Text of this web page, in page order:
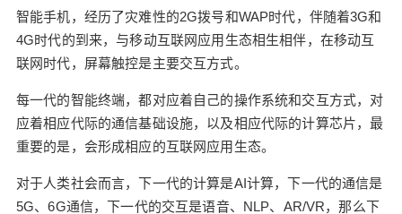
智能手机，经历了灾难性的2G拨号和WAP时代，伴随着3G和
4G时代的到来，与移动互联网应用生态相生相伴，在移动互
联网时代，屏幕触控是主要交互方式。
每一代的智能终端，都对应着自己的操作系统和交互方式，对
应着相应代际的通信基础设施，以及相应代际的计算芯片，最
重要的是，会形成相应的互联网应用生态。
对于人类社会而言，下一代的计算是AI计算，下一代的通信是
5G、6G通信，下一代的交互是语音、NLP、AR/VR，那么下
市值最高的公司，最赚钱的公司和最具影响力的公
司。 在向智能电动车过渡的过程中，会有哪些手机
制造商可以“转型”成功？ 智能电动车，随着底层计
数字化和被软件定义。 在这个产业，原先的制造和
供应链等核心能力，将会成为基础能力；决定生死
的能力，将会是通信、计算和软件能力。 对于小米
竞争力。同理，苹果、华为等巨头在这方面，有着